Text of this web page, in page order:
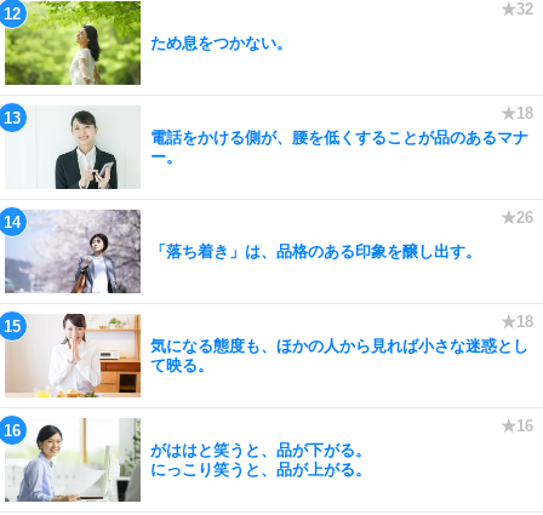
ため息をつかない。
電話をかける側が、腰を低くすることが品のあるマナ
ー。
「落ち着き」は、品格のある印象を醸し出す。
気になる態度も、ほかの人から見れば小さな迷惑とし
て映る。
がははと笑うと、品が下がる。
にっこり笑うと、品が上がる。